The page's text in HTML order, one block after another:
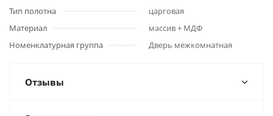
Тип полотна
царговая
Материал
массив + МДФ
Номенклатурная группа
Дверь межкомнатная
Отзывы